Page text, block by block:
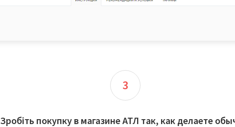
3
Зробіть покупку в магазине АТЛ так, как делаете